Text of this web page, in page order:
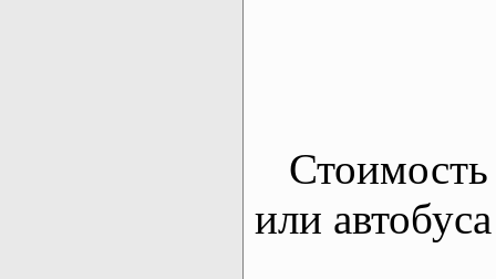
Стоимость
или